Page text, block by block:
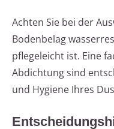
Achten Sie bei der
Bodenbelag
pflegeleicht ist. Eine
Abdichtung sind
und Hygiene Ihres